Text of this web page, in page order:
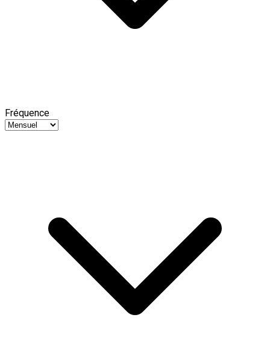
Fréquence